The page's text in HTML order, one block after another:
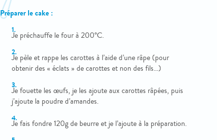
Préparer le cake :
Je préchauffe le four à 200°C.
Je pèle et rappe les carottes à l’aide d’une râpe (pour
obtenir des « éclats » de carottes et non des fils…)
Je fouette les œufs, je les ajoute aux carottes râpées, puis
j’ajoute la poudre d’amandes.
Je fais fondre 120g de beurre et je l’ajoute à la préparation.